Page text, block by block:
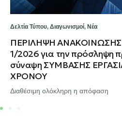
Δελτία Τύπου, Διαγωνισμοί, Νέα
ΠΕΡΙΛΗΨΗ ΑΝΑΚΟΙΝΩΣΗΣ
1/2026 για την πρόσληψη
σύναψη ΣΥΜΒΑΣΗΣ
ΧΡΟΝΟΥ
Διαθέσιμη ολόκληρη η απόφαση